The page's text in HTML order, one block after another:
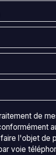
deux
Les
à
apprécier
des
de
l'objet de
voie